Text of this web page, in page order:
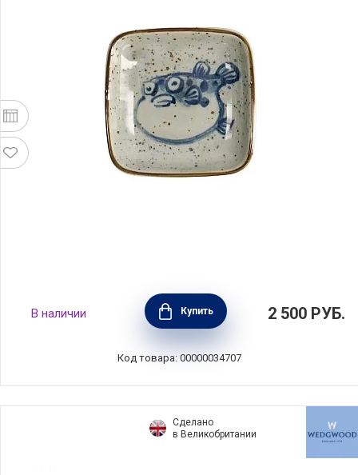
Соусник "Рыба-пузырь" 9 см, фарфор, Tokyo
Design, Япония, 20608
В наличии Купить 2 500 РУБ.
Код товара: 00000034707
Сделано
в Великобритании